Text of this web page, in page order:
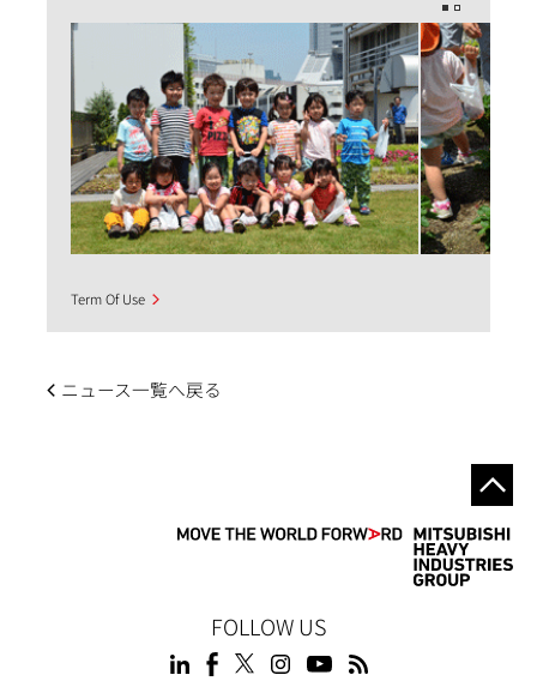
Term Of Use
ニュース一覧へ戻る
FOLLOW US